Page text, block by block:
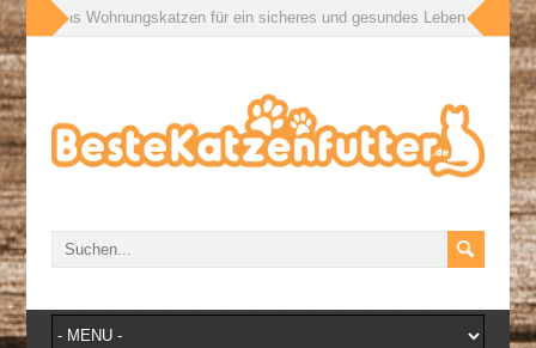
Was Wohnungskatzen für ein sicheres und gesundes Leben wirklich